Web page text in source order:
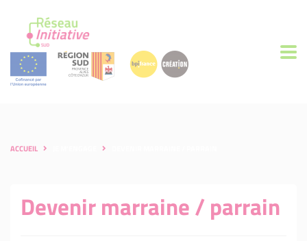
ACCUEIL
Devenir marraine / parrain